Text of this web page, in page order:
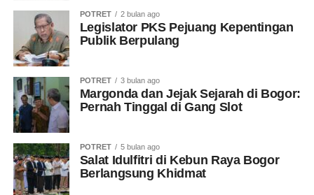
POTRET 2 bulan ago
Legislator PKS Pejuang Kepentingan
Publik Berpulang
POTRET 3 bulan ago
Margonda dan Jejak Sejarah di Bogor:
Pernah Tinggal di Gang Slot
POTRET 5 bulan ago
Salat Idulfitri di Kebun Raya Bogor
Berlangsung Khidmat